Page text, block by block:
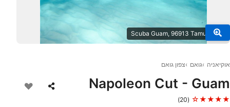
© Scuba Guam, 96913 Tamuning
אוקיאניה גואם צפון גואם
Napoleon Cut - Guam
★★★★☆
(20)